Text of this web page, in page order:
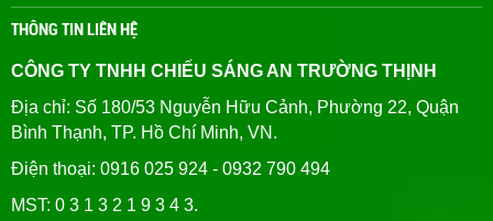
THÔNG TIN LIÊN HỆ
CÔNG TY TNHH CHIẾU SÁNG AN TRƯỜNG THỊNH
Địa chỉ: Số 180/53 Nguyễn Hữu Cảnh, Phường 22, Quận
Bình Thạnh, TP. Hồ Chí Minh, VN.
Điện thoại: 0916 025 924 - 0932 790 494
MST: 0 3 1 3 2 1 9 3 4 3.